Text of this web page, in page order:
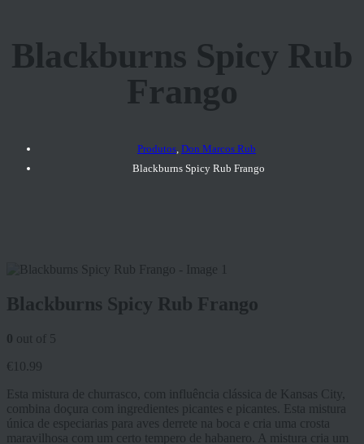
Blackburns Spicy Rub
Frango
Produtos, Don Marcos Rub
Blackburns Spicy Rub Frango
Blackburns Spicy Rub Frango
0 out of 5
€ 10.99
Esta mistura de churrasco, com influência clássica de Kansas City,
combina doçura com ingredientes picantes e picantes. Esta mistura
única de especiarias para aves derrete na boca e cria uma crosta
maravilhosa com um certo tempero de habanero. A mistura cria um